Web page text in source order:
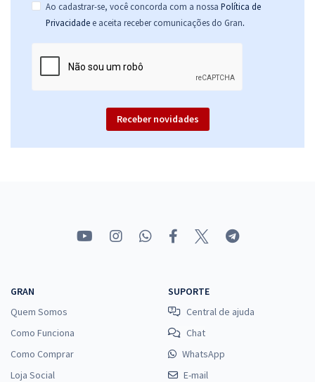
Ao cadastrar-se, você concorda com a nossa Política de
Privacidade e aceita receber comunicações do Gran.
Receber novidades
GRAN
Quem Somos
Como Funciona
Como Comprar
Loja Social
SUPORTE
Central de ajuda
Chat
WhatsApp
E-mail